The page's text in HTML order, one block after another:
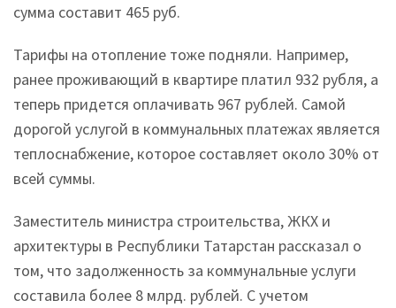
сумма составит 465 руб.
Тарифы на отопление тоже подняли. Например,
ранее проживающий в квартире платил 932 рубля, а
теперь придется оплачивать 967 рублей. Самой
дорогой услугой в коммунальных платежах является
теплоснабжение, которое составляет около 30% от
всей суммы.
Заместитель министра строительства, ЖКХ и
архитектуры в Республики Татарстан рассказал о
том, что задолженность за коммунальные услуги
составила более 8 млрд. рублей. С учетом